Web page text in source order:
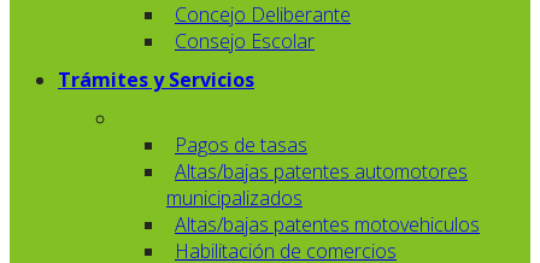
Concejo Deliberante
Consejo Escolar
Trámites y Servicios
Pagos de tasas
Altas/bajas patentes automotores
municipalizados
Altas/bajas patentes motovehiculos
Habilitación de comercios